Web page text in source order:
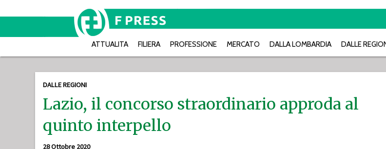
ATTUALITA FILIERA PROFESSIONE MERCATO DALLA LOMBARDIA DALLE
DALLE REGIONI
Lazio, il concorso straordinario approda al
quinto interpello
28 Ottobre 2020